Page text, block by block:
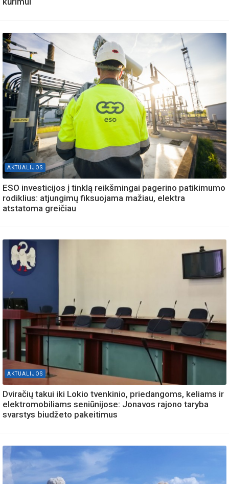
AKTUALIJOS
ESO investicijos į tinklą reikšmingai pagerino patikimumo
rodiklius: atjungimų fiksuojama mažiau, elektra
atstatoma greičiau
AKTUALIJOS
Dviračių takui iki Lokio tvenkinio, priedangoms, keliams ir
elektromobiliams seniūnijose: Jonavos rajono taryba
svarstys biudžeto pakeitimus